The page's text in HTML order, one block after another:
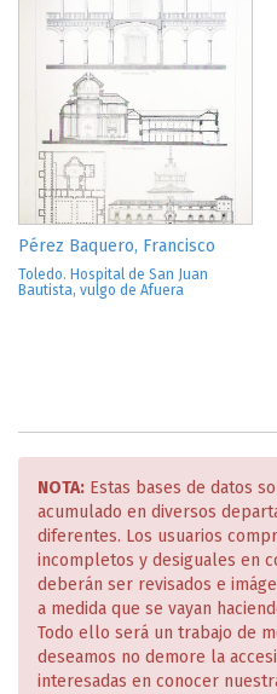
Pérez Baquero, Francisco
Toledo. Hospital de San Juan
Bautista, vulgo de Afuera
NOTA: Estas bases de datos
acumulado en diversos
diferentes. Los usuarios
incompletos y desiguales en
deberán ser revisados e
a medida que se vayan
Todo ello será un trabajo de
deseamos no demore la
interesadas en conocer